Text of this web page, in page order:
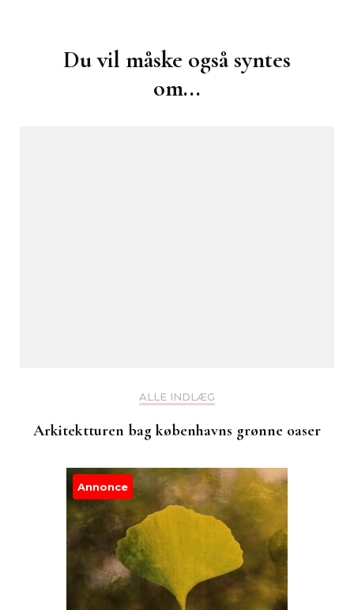
Du vil måske også syntes
om...
ALLE INDLÆG
Arkitektturen bag københavns grønne oaser
Annonce